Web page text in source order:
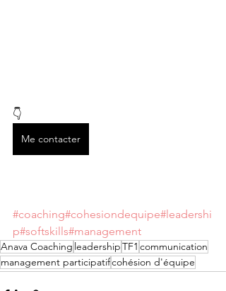
👇
Me contacter
#coaching#cohesiondequipe#leadershi
p#softskills#management
Anava Coaching leadershipTF1 communication
management participatifcohésion d'équipe